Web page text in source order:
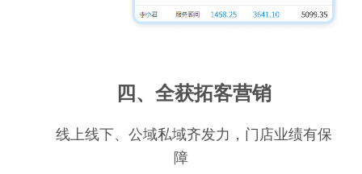
四、全获拓客营销
线上线下、公域私域齐发力，门店业绩有保
障